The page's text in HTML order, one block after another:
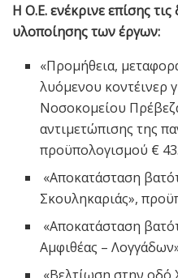
Η Ο.Ε. ενέκρινε επίσης τις
υλοποίησης των έργων:
«Προμήθεια,
λυόμενου κοντέινερ
Νοσοκομείου
αντιμετώπισης της
προϋπολογισμού €
«Αποκατάσταση
Σκουληκαριάς»,
«Αποκατάσταση
Αμφιθέας –